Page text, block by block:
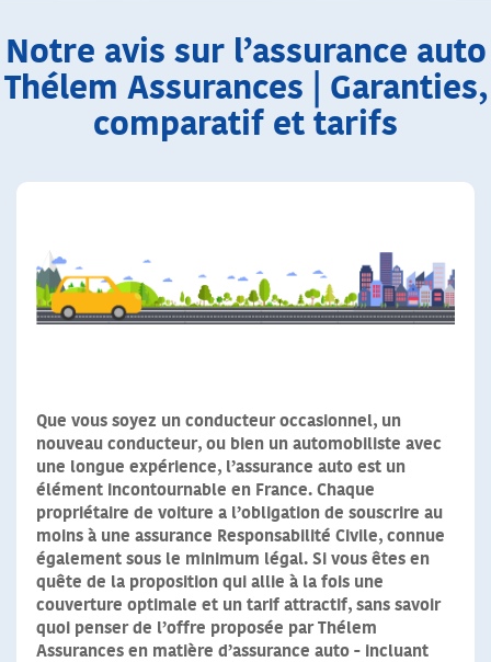
Notre avis sur l’assurance auto
Thélem Assurances | Garanties,
comparatif et tarifs
Que vous soyez un conducteur occasionnel, un
nouveau conducteur, ou bien un automobiliste avec
une longue expérience, l’assurance auto est un
élément incontournable en France. Chaque
propriétaire de voiture a l’obligation de souscrire au
moins à une assurance Responsabilité Civile, connue
également sous le minimum légal. Si vous êtes en
quête de la proposition qui allie à la fois une
couverture optimale et un tarif attractif, sans savoir
quoi penser de l’offre proposée par Thélem
Assurances en matière d’assurance auto - incluant